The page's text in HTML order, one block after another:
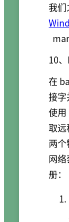
我
10
在
接
使用
取远
两
网
册：